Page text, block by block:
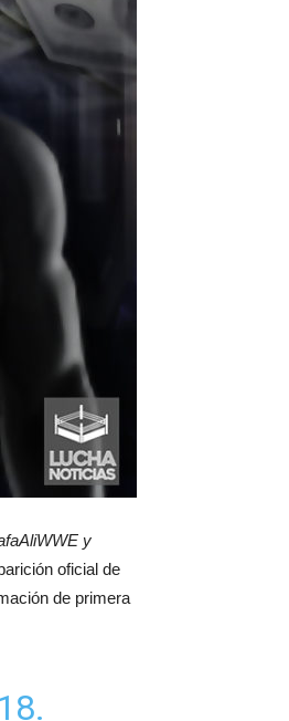
y
oficial de
de primera